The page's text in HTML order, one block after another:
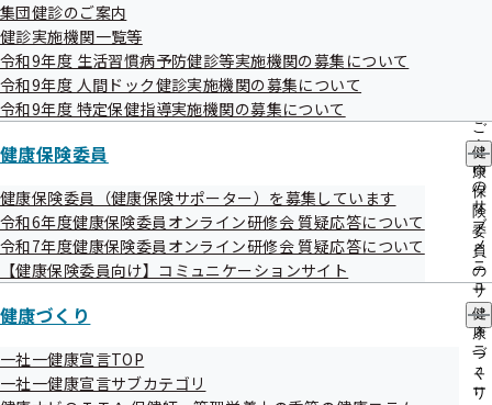
出
先
覧
メ
ニ
ュ
ー
ご
案
内
の
サ
ブ
メ
ニ
ュ
ー
集団健診のご案内
健診実施機関一覧等
令和9年度 生活習慣病予防健診等実施機関の募集について
令和9年度 人間ドック健診実施機関の募集について
令和9年度 特定保健指導実施機関の募集について
健康保険委員
健
康
保
険
委
員
の
サ
ブ
メ
ニ
ュ
ー
健康保険委員（健康保険サポーター）を募集しています
令和6年度健康保険委員オンライン研修会 質疑応答について
令和7年度健康保険委員オンライン研修会 質疑応答について
【健康保険委員向け】コミュニケーションサイト
健康づくり
健
康
づ
く
り
一社一健康宣言TOP
一社一健康宣言サブカテゴリ
平成26年度～平成29年度の状況
基本情報
加入情報
事業所数や加入者数、